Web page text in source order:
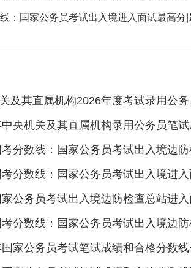
：国家公务员考试出入境进入面试最高分|
家公务员考试笔试成绩和合格分数线